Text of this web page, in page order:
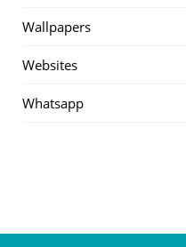
Wallpapers
Websites
Whatsapp